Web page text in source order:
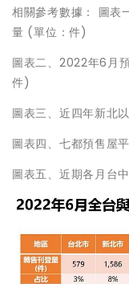
相關參考數據： 圖表
量 (單位：件)
圖表二、2022年6月
件)
圖表三、近四年新北
圖表四、七都預售屋
圖表五、近期各月台